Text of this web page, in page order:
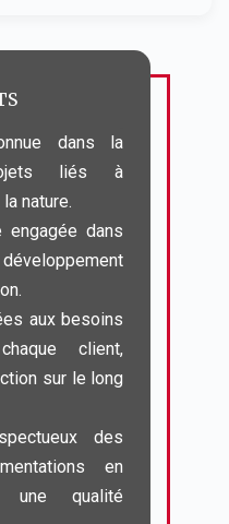
dans la
liés à
dans
aux besoins
client,
sur le long
des
en
une qualité